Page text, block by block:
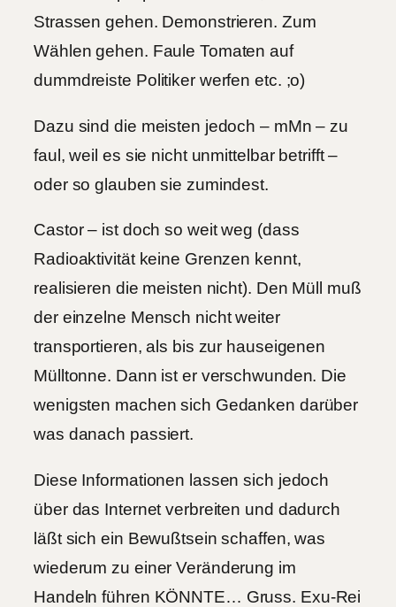
Strassen gehen. Demonstrieren. Zum
Wählen gehen. Faule Tomaten auf
dummdreiste Politiker werfen etc. ;o)
Dazu sind die meisten jedoch – mMn – zu
faul, weil es sie nicht unmittelbar betrifft –
oder so glauben sie zumindest.
Castor – ist doch so weit weg (dass
Radioaktivität keine Grenzen kennt,
realisieren die meisten nicht). Den Müll muß
der einzelne Mensch nicht weiter
transportieren, als bis zur hauseigenen
Mülltonne. Dann ist er verschwunden. Die
wenigsten machen sich Gedanken darüber
was danach passiert.
Diese Informationen lassen sich jedoch
über das Internet verbreiten und dadurch
läßt sich ein Bewußtsein schaffen, was
wiederum zu einer Veränderung im
Handeln führen KÖNNTE… Gruss. Exu-Rei